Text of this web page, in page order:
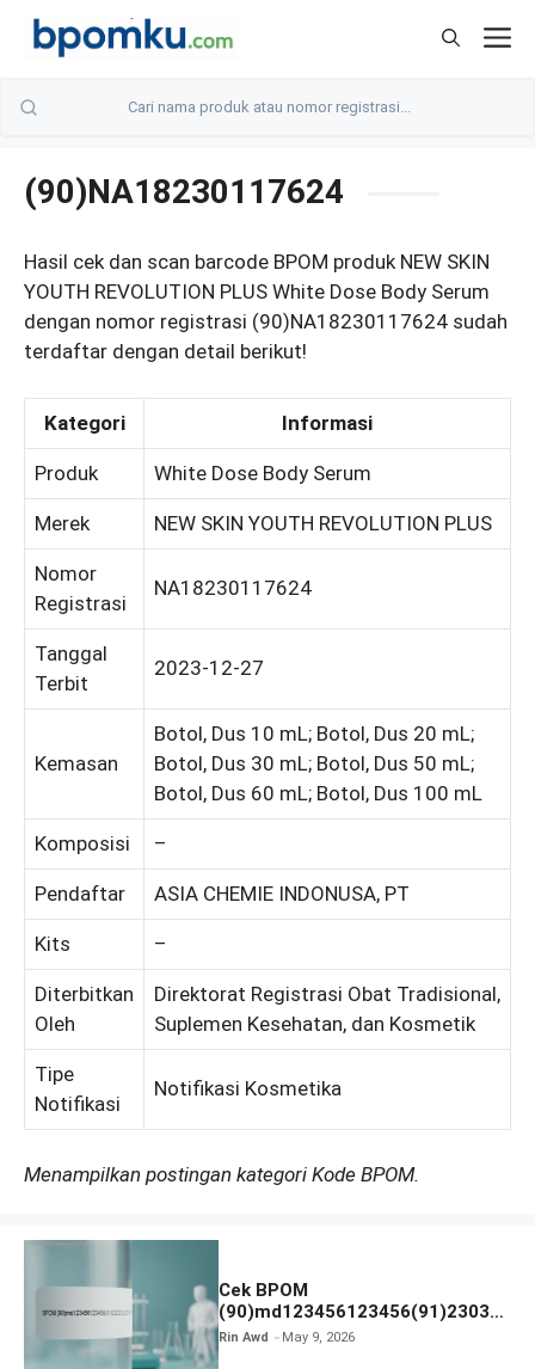
Skip
(90)NA18230117624
Hasil cek dan scan barcode BPOM produk NEW SKIN
YOUTH REVOLUTION PLUS White Dose Body Serum
dengan nomor registrasi (90)NA18230117624 sudah
terdaftar dengan detail berikut!
Kategori Informasi
Produk White Dose Body Serum
Merek NEW SKIN YOUTH REVOLUTION PLUS
Nomor
Registrasi
NA18230117624
Tanggal
Terbit
2023-12-27
Kemasan
Botol, Dus 10 mL; Botol, Dus 20 mL;
Botol, Dus 30 mL; Botol, Dus 50 mL;
Botol, Dus 60 mL; Botol, Dus 100 mL
Komposisi –
Pendaftar ASIA CHEMIE INDONUSA, PT
Kits –
Diterbitkan
Oleh
Direktorat Registrasi Obat Tradisional,
Suplemen Kesehatan, dan Kosmetik
Tipe
Notifikasi
Notifikasi Kosmetika
Menampilkan postingan kategori Kode BPOM.
Cek BPOM
(90)md123456123456(91)23031
2 Apakah Terdaftar?
Rin Awd May 9, 2026